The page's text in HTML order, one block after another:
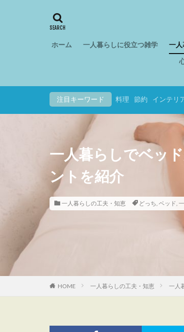
ホーム 一人暮らしに役立つ雑学 一
注目キーワード 料理 節約 インテリ
一人暮らしでベッ
ントを紹介
一人暮らしの工夫・知恵 どっち, ベッド,
HOME 一人暮らしの工夫・知恵 一人